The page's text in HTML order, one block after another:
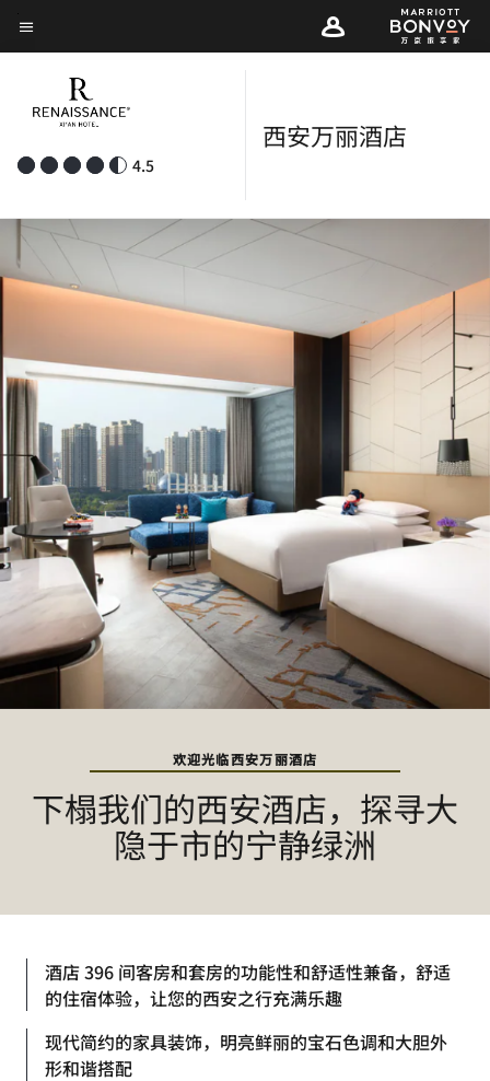
Skip
to
content
菜单文本
4.5
西安万丽酒店
欢迎光临西安万丽酒店
下榻我们的西安酒店，探寻大
隐于市的宁静绿洲
酒店 396 间客房和套房的功能性和舒适性兼备，舒适
的住宿体验，让您的西安之行充满乐趣
现代简约的家具装饰，明亮鲜丽的宝石色调和大胆外
形和谐搭配